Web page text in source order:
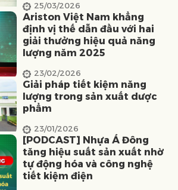
25/03/2026
Ariston Việt Nam khẳng
định vị thế dẫn đầu với hai
giải thưởng hiệu quả năng
lượng năm 2025
23/02/2026
Giải pháp tiết kiệm năng
lượng trong sản xuất dược
phẩm
23/01/2026
[PODCAST] Nhựa Á Đông
tăng hiệu suất sản xuất nhờ
tự động hóa và công nghệ
tiết kiệm điện